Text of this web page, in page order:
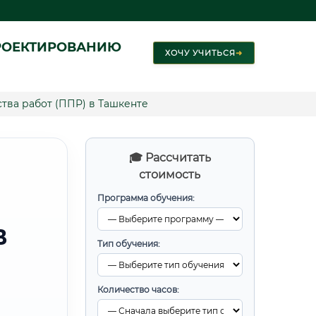
ХОЧУ УЧИТЬСЯ➜
работ (ППР) в Ташкенте
🎓 Рассчитать
стоимость
Программа обучения:
Тип обучения:
Количество часов: